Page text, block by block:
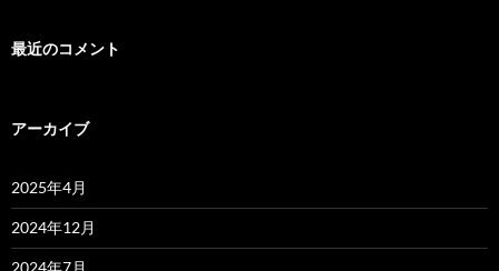
最近のコメント
アーカイブ
2025年4月
2024年12月